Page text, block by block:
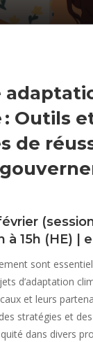
: Outils
de
à 15h (HE) |
sont
d’adaptation
et leurs
stratégies et
dans divers